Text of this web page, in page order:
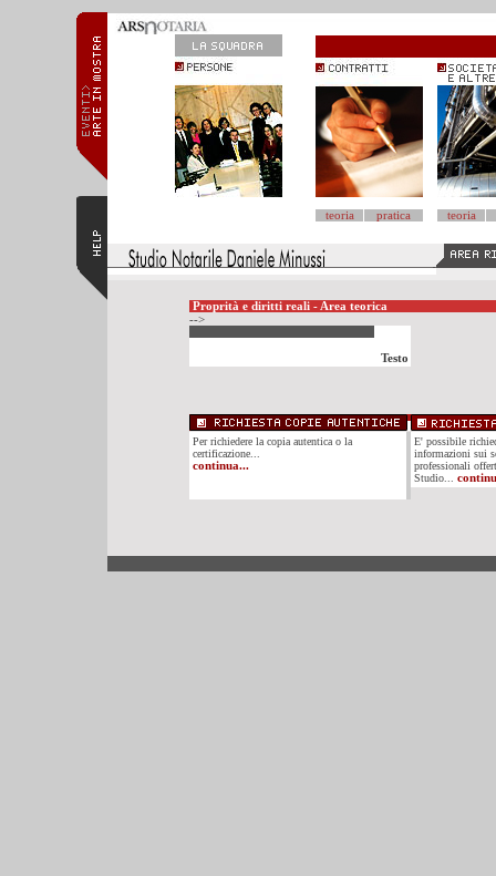
teoria pratica teoria
Proprità e diritti reali - Area teorica
-->
Testo
Per richiedere la copia autentica o la
certificazione...
continua...
E' possibile
informazioni sui
professionali
Studio...